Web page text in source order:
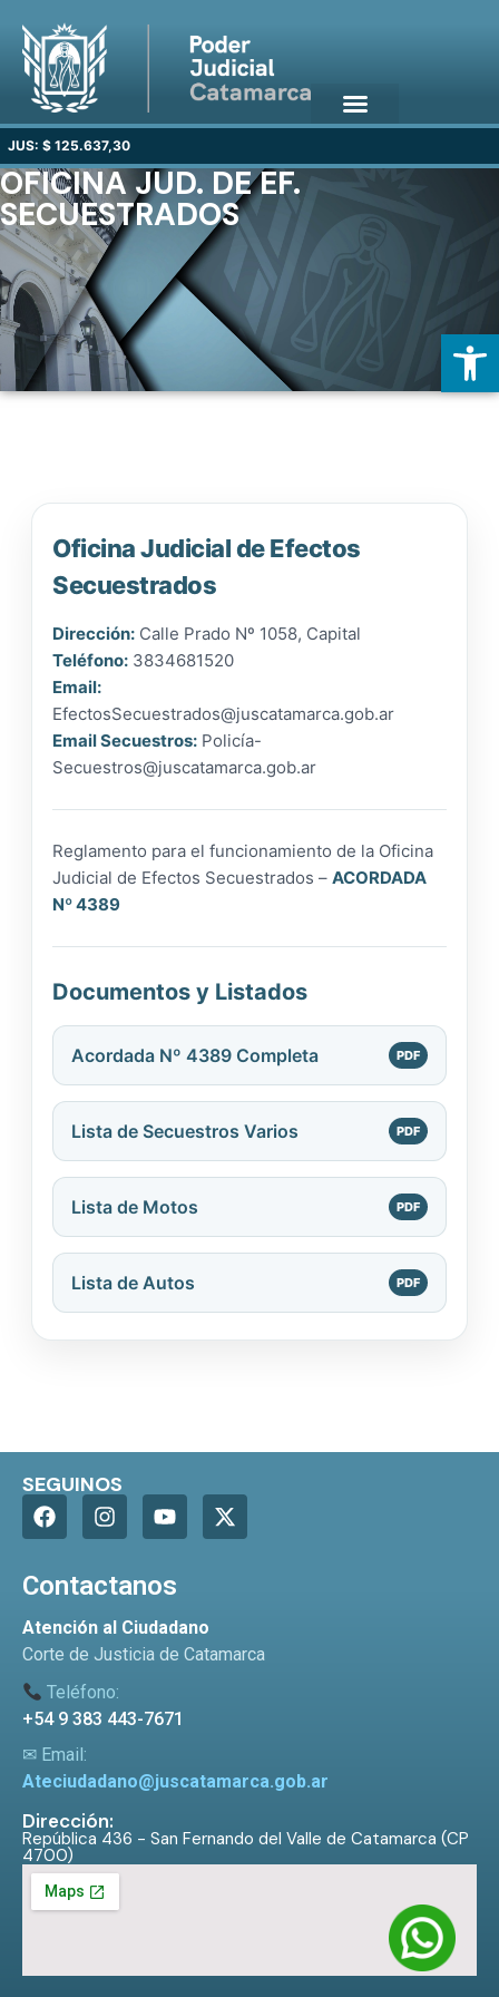
JUS: $ 125.637,30
OFICINA JUD. DE EF.
SECUESTRADOS
Oficina Judicial de Efectos
Secuestrados
Dirección: Calle Prado Nº 1058, Capital
Teléfono: 3834681520
Email:
EfectosSecuestrados@juscatamarca.gob.ar
Email Secuestros: Policía-
Secuestros@juscatamarca.gob.ar
Reglamento para el funcionamiento de la Oficina
Judicial de Efectos Secuestrados – ACORDADA
Nº 4389
Documentos y Listados
Acordada Nº 4389 Completa
Lista de Secuestros Varios
Lista de Motos
Lista de Autos
SEGUINOS
Contactanos
Atención al Ciudadano
Corte de Justicia de Catamarca
Teléfono:
+54 9 383 443-7671
✉ Email:
Ateciudadano@juscatamarca.gob.ar
Dirección:
República 436 - San Fernando del Valle de Catamarca (CP
4700)